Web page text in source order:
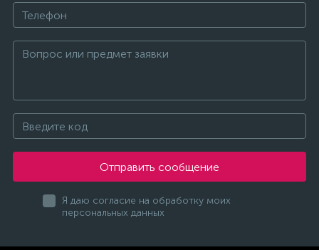
Отправить сообщение
Я даю согласие на обработку моих
персональных данных